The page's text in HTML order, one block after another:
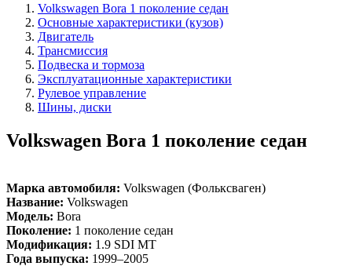
Volkswagen Bora 1 поколение седан
Основные характеристики (кузов)
Двигатель
Трансмиссия
Подвеска и тормоза
Эксплуатационные характеристики
Рулевое управление
Шины, диски
Volkswagen Bora 1 поколение седан
Марка автомобиля: Volkswagen (Фольксваген)
Название: Volkswagen
Модель: Bora
Поколение: 1 поколение седан
Модификация: 1.9 SDI MT
Года выпуска: 1999–2005